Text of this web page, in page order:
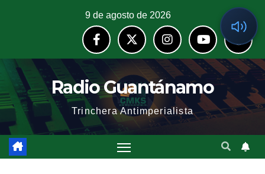
9 de agosto de 2026
Radio Guantánamo
Trinchera Antimperialista